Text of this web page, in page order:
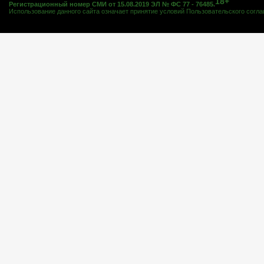
Регистрационный номер СМИ от 15.08.2019 ЭЛ № ФС 77 - 76485.
Использование данного сайта означает принятие условий Пользовательского